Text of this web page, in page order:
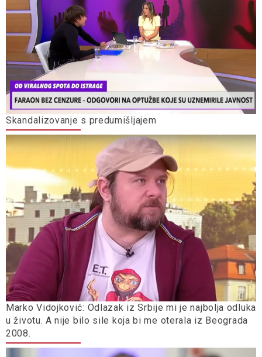
Skandalizovanje s predumišljajem
Marko Vidojković: Odlazak iz Srbije mi je najbolja odluka
u životu. A nije bilo sile koja bi me oterala iz Beograda
2008.